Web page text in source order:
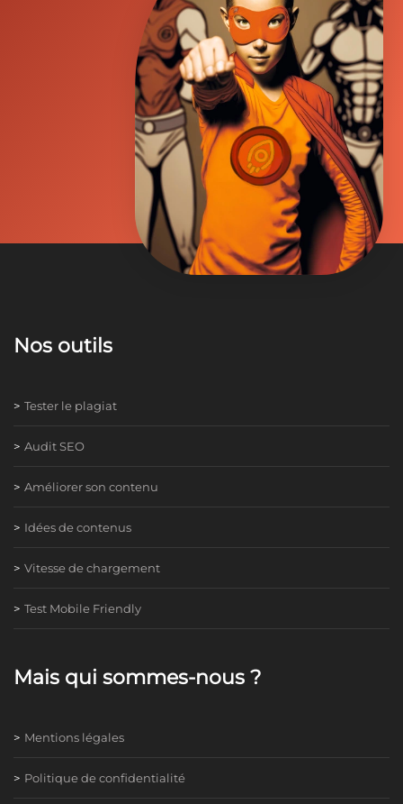
Nos outils
Tester le plagiat
Audit SEO
Améliorer son contenu
Idées de contenus
Vitesse de chargement
Test Mobile Friendly
Mais qui sommes-nous ?
Mentions légales
Politique de confidentialité